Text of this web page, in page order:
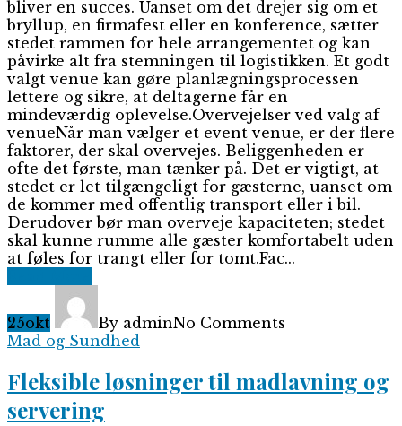
bliver en succes. Uanset om det drejer sig om et
bryllup, en firmafest eller en konference, sætter
stedet rammen for hele arrangementet og kan
påvirke alt fra stemningen til logistikken. Et godt
valgt venue kan gøre planlægningsprocessen
lettere og sikre, at deltagerne får en
mindeværdig oplevelse.Overvejelser ved valg af
venueNår man vælger et event venue, er der flere
faktorer, der skal overvejes. Beliggenheden er
ofte det første, man tænker på. Det er vigtigt, at
stedet er let tilgængeligt for gæsterne, uanset om
de kommer med offentlig transport eller i bil.
Derudover bør man overveje kapaciteten; stedet
skal kunne rumme alle gæster komfortabelt uden
at føles for trangt eller for tomt.Fac...
25okt By adminNo Comments
Mad og Sundhed
Fleksible løsninger til madlavning og
servering